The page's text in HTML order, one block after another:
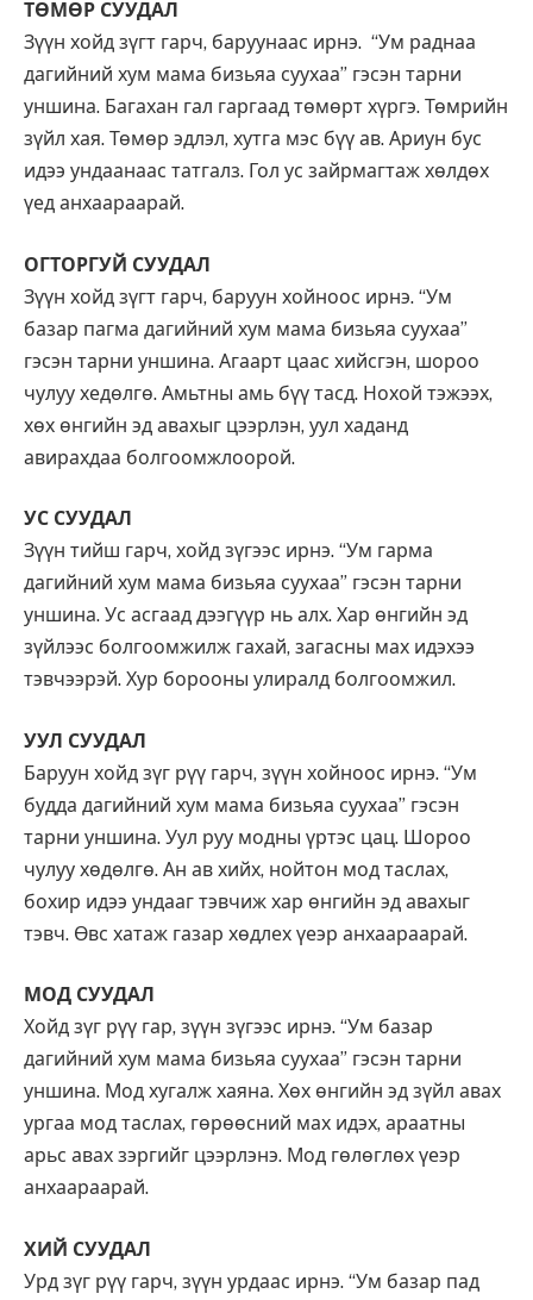
ТӨМӨР СУУДАЛ
Зүүн хойд зүгт гарч, баруунаас ирнэ. “Ум раднаа
дагийний хум мама бизьяа суухаа” гэсэн тарни
уншина. Багахан гал гаргаад төмөрт хүргэ. Төмрийн
зүйл хая. Төмөр эдлэл, хутга мэс бүү ав. Ариун бус
идээ ундаанаас татгалз. Гол ус зайрмагтаж хөлдөх
үед анхаараарай.
ОГТОРГУЙ СУУДАЛ
Зүүн хойд зүгт гарч, баруун хойноос ирнэ. “Ум
базар пагма дагийний хум мама бизьяа суухаа”
гэсэн тарни уншина. Агаарт цаас хийсгэн, шороо
чулуу хедөлгө. Амьтны амь бүү тасд. Нохой тэжээх,
хөх өнгийн эд авахыг цээрлэн, уул хаданд
авирахдаа болгоомжлоорой.
УС СУУДАЛ
Зүүн тийш гарч, хойд зүгээс ирнэ. “Ум гарма
дагийний хум мама бизьяа суухаа” гэсэн тарни
уншина. Ус асгаад дээгүүр нь алх. Хар өнгийн эд
зүйлээс болгоомжилж гахай, загасны мах идэхээ
тэвчээрэй. Хур борооны улиралд болгоомжил.
УУЛ СУУДАЛ
Баруун хойд зүг рүү гарч, зүүн хойноос ирнэ. “Ум
будда дагийний хум мама бизьяа суухаа” гэсэн
тарни уншина. Уул руу модны үртэс цац. Шороо
чулуу хөдөлгө. Ан ав хийх, нойтон мод таслах,
бохир идээ ундааг тэвчиж хар өнгийн эд авахыг
тэвч. Өвс хатаж газар хөдлех үеэр анхаараарай.
МОД СУУДАЛ
Хойд зүг рүү гар, зүүн зүгээс ирнэ. “Ум базар
дагийний хум мама бизьяа суухаа” гэсэн тарни
уншина. Мод хугалж хаяна. Хөх өнгийн эд зүйл авах
ургаа мод таслах, гөрөөсний мах идэх, араатны
арьс авах зэргийг цээрлэнэ. Мод гөлөглөх үеэр
анхаараарай.
ХИЙ СУУДАЛ
Урд зүг рүү гарч, зүүн урдаас ирнэ. “Ум базар пад